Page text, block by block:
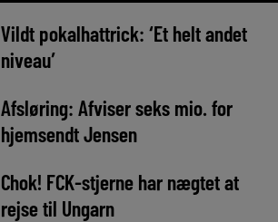
Vildt pokalhattrick: ‘Et helt andet
niveau’
Afsløring: Afviser seks mio. for
hjemsendt Jensen
Chok! FCK-stjerne har nægtet at
rejse til Ungarn